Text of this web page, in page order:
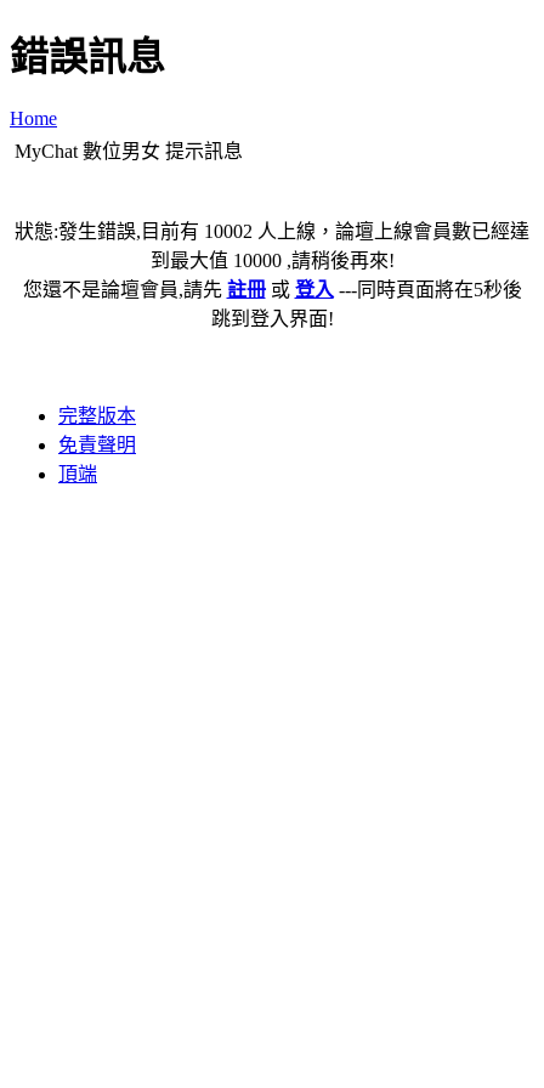
錯誤訊息
Home
MyChat 數位男女 提示訊息
狀態:發生錯誤,目前有 10002 人上線，論壇上線會員數已經達
到最大值 10000 ,請稍後再來!
您還不是論壇會員,請先 註冊或 登入 ---同時頁面將在5秒後
跳到登入界面!
完整版本
免責聲明
頂端